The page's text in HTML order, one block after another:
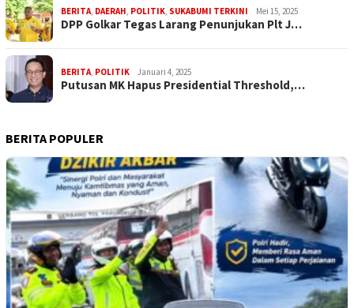
BERITA, DAERAH, POLITIK, SUKABUMI TERKINI Mei 15, 2025
DPP Golkar Tegas Larang Penunjukan Plt J…
BERITA, POLITIK Januari 4, 2025
Putusan MK Hapus Presidential Threshold,…
BERITA POPULER